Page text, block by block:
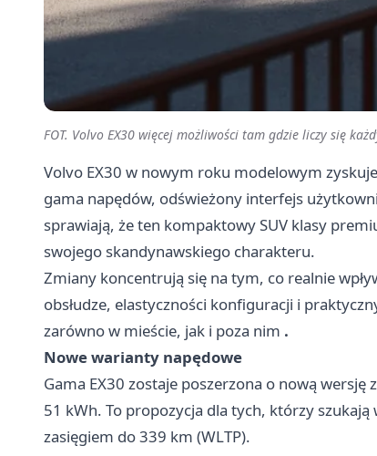
FOT. Volvo EX30 więcej możliwości tam gdzie liczy się
Volvo EX30 w nowym roku modelowym
gama napędów, odświeżony interfejs
sprawiają, że ten kompaktowy SUV klasy
swojego skandynawskiego charakteru.
Zmiany koncentrują się na tym, co realnie
obsłudze, elastyczności konfiguracji i
zarówno w mieście, jak i poza nim .
Nowe warianty napędowe
Gama EX30 zostaje poszerzona o nową
51 kWh. To propozycja dla tych, którzy
zasięgiem do 339 km (WLTP).